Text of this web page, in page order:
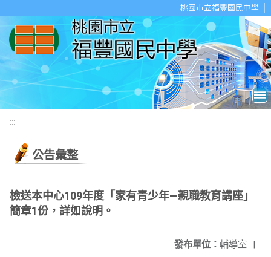
桃園市立福豐國民中學
:::
公告彙整
檢送本中心109年度「家有青少年—親職教育講座」
簡章1份，詳如說明。
發布單位： 輔導室 |